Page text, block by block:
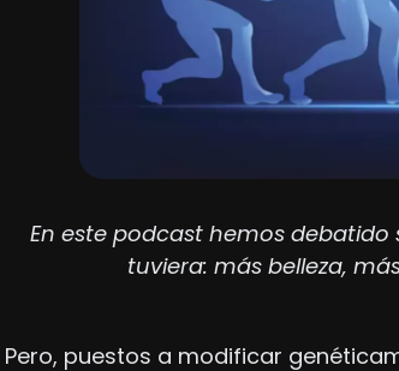
En este podcast hemos
tuviera: más belleza,
Pero, puestos a modificar